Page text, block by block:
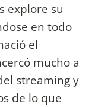
explore su
en todo
el
mucho a
streaming y
de lo que